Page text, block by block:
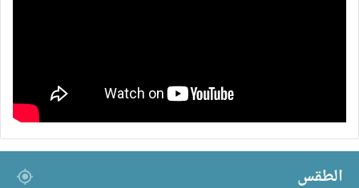
الطقس